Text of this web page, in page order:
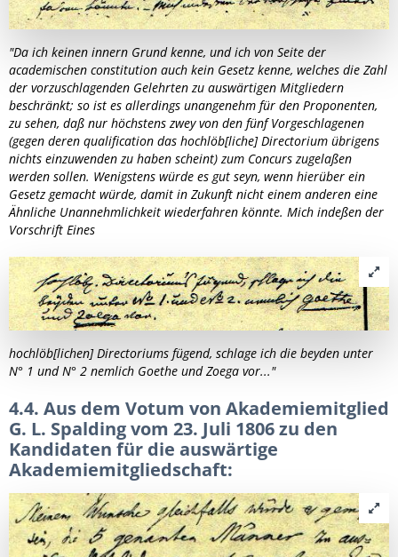
"Da ich keinen innern Grund kenne, und ich von Seite der
academischen constitution auch kein Gesetz kenne, welches die Zahl
der vorzuschlagenden Gelehrten zu auswärtigen Mitgliedern
beschränkt; so ist es allerdings unangenehm für den Proponenten,
zu sehen, daß nur höchstens zwey von den fünf Vorgeschlagenen
(gegen deren qualification das hochlöb[liche] Directorium übrigens
nichts einzuwenden zu haben scheint) zum Concurs zugelaßen
werden sollen. Wenigstens würde es gut seyn, wenn hierüber ein
Gesetz gemacht würde, damit in Zukunft nicht einem anderen eine
Ähnliche Unannehmlichkeit wiederfahren könnte. Mich indeßen der
Vorschrift Eines
hochlöb[lichen] Directoriums fügend, schlage ich die beyden unter
N° 1 und N° 2 nemlich Goethe und Zoega vor..."
4.4. Aus dem Votum von Akademiemitglied
G. L. Spalding vom 23. Juli 1806 zu den
Kandidaten für die auswärtige
Akademiemitgliedschaft: